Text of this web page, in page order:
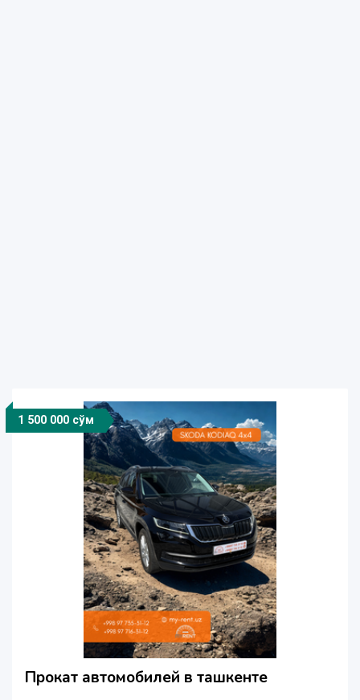
1 500 000 сўм
Прокат автомобилей в ташкенте